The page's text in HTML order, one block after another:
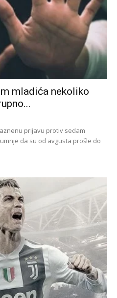
mladića nekoliko
prijavu protiv sedam
da su od avgusta prošle do